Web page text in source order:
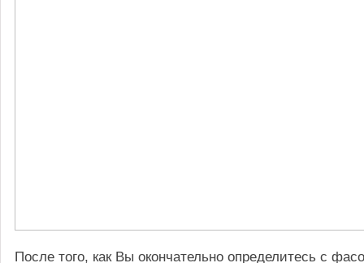
После того, как Вы окончательно определитесь с